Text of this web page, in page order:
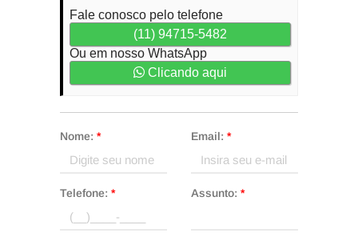
Fale conosco pelo telefone
(11) 94715-5482
Ou em nosso WhatsApp
Clicando aqui
Nome: * Email: *
Telefone: * Assunto: *